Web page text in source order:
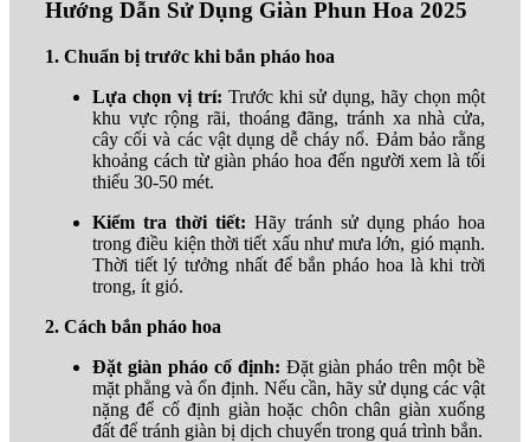
Hướng Dẫn Sử Dụng Giàn Phun Hoa 2025
1. Chuẩn bị trước khi bắn pháo hoa
Lựa chọn vị trí: Trước khi sử dụng, hãy chọn một
khu vực rộng rãi, thoáng đãng, tránh xa nhà cửa,
cây cối và các vật dụng dễ cháy nổ. Đảm bảo rằng
khoảng cách từ giàn pháo hoa đến người xem là tối
thiểu 30-50 mét.
Kiểm tra thời tiết: Hãy tránh sử dụng pháo hoa
trong điều kiện thời tiết xấu như mưa lớn, gió mạnh.
Thời tiết lý tưởng nhất để bắn pháo hoa là khi trời
trong, ít gió.
2. Cách bắn pháo hoa
Đặt giàn pháo cố định: Đặt giàn pháo trên một bề
mặt phẳng và ổn định. Nếu cần, hãy sử dụng các vật
nặng để cố định giàn hoặc chôn chân giàn xuống
đất để tránh giàn bị dịch chuyển trong quá trình bắn.